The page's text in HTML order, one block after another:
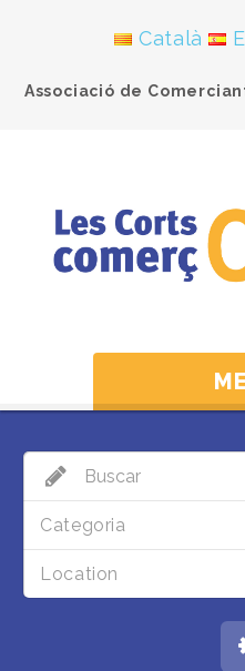
Català
Associació de
Categoria
Location